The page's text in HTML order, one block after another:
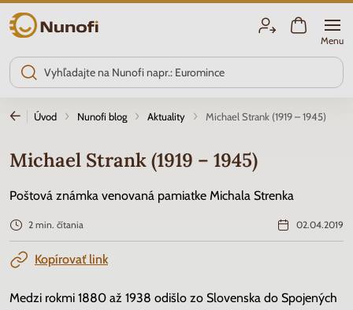
Nunofi.sk
Menu
Úvod Nunofi blog Aktuality Michael Strank (1919 – 1945)
Michael Strank (1919 – 1945)
Poštová známka venovaná pamiatke Michala Strenka
2 min. čítania 02.04.2019
Kopírovať link
Medzi rokmi 1880 až 1938 odišlo zo Slovenska do Spojených